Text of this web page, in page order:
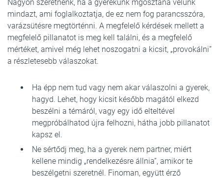
Nagyon szeretnénk, ha a gyerekünk mgosztaná velünk
mindazt, ami foglalkoztatja, de ez nem fog parancsszóra,
varázsütésre megtörténni. A megfelelő kérdések mellett a
megfelelő pillanatot is meg kell találni, és a megfelelő
mértéket, amivel még lehet noszogatni a kicsit, „provokálni”
a részletesebb válaszokat.
Ha épp nem tud vagy nem akar válaszolni a gyerek,
hagyd. Lehet, hogy kicsit később magától elkezd
beszélni a témáról, vagy egy idő elteltével
megpróbálhatod újra felhozni, hátha jobb pillanatot
kapsz el.
Ne sértődj meg, ha a gyerek nem partner, miért
kellene mindig „rendelkezésre állnia”, amikor te
beszélgetni szeretnél. Finoman, együtt érző